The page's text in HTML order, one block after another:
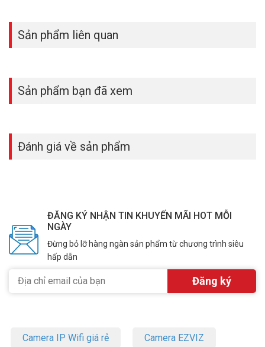
Sản phẩm liên quan
Sản phẩm bạn đã xem
Đánh giá về sản phẩm
ĐĂNG KÝ NHẬN TIN KHUYẾN MÃI HOT MỖI
NGÀY
Đừng bỏ lỡ hàng ngàn sản phẩm từ chương trình siêu
hấp dẫn
Camera IP Wifi giá rẻ Camera EZVIZ